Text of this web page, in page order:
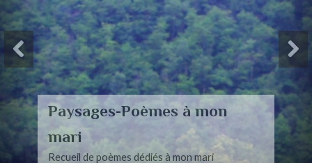
Paysages-Poèmes à mon
mari
Recueil de poèmes dédiés à mon mari